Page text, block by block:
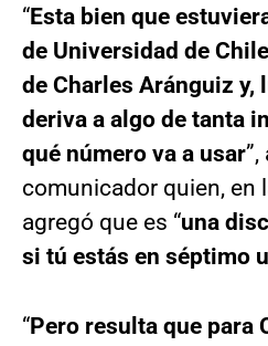
“Esta bien que
de Universidad de
de Charles Aránguiz y,
deriva a algo de tanta
qué número va a usar”,
comunicador quien, en
agregó que es “una
si tú estás en séptimo
“Pero resulta que para